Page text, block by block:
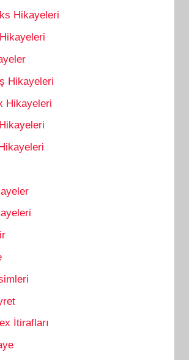
Hikayeleri
Hikayeleri
Hikayeleri
İtirafları